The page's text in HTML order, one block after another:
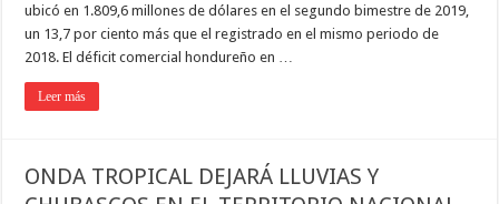
ubicó en 1.809,6 millones de dólares en el segundo bimestre de 2019,
un 13,7 por ciento más que el registrado en el mismo periodo de
2018. El déficit comercial hondureño en …
Leer más
ONDA TROPICAL DEJARÁ LLUVIAS Y